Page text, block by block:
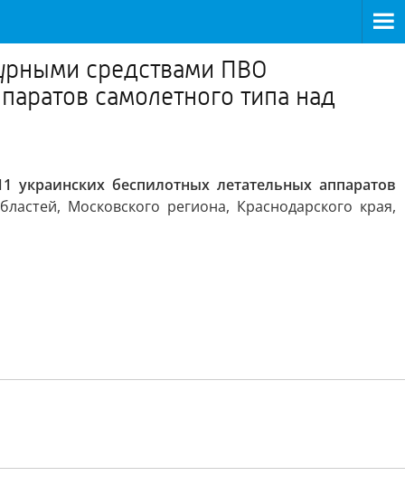
средствами ПВО
самолетного типа над
украинских беспилотных летательных аппаратов
Московского региона, Краснодарского края,